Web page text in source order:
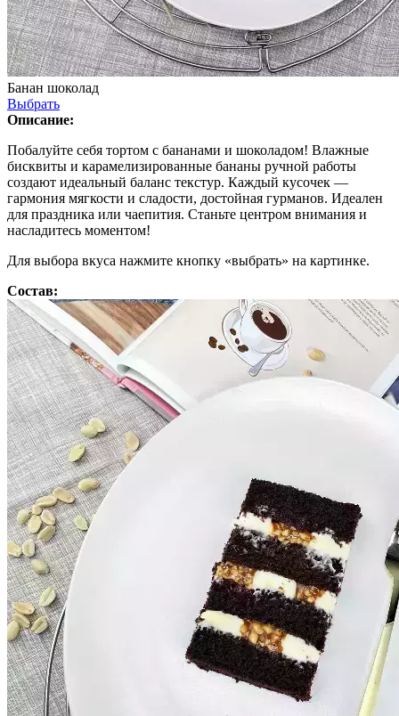
Банан шоколад
Выбрать
Описание:
Побалуйте себя тортом с бананами и шоколадом! Влажные
бисквиты и карамелизированные бананы ручной работы
создают идеальный баланс текстур. Каждый кусочек —
гармония мягкости и сладости, достойная гурманов. Идеален
для праздника или чаепития. Станьте центром внимания и
насладитесь моментом!
Для выбора вкуса нажмите кнопку «выбрать» на картинке.
Состав: